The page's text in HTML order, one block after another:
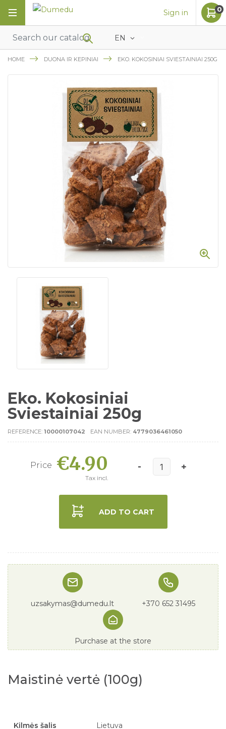
EN
Sign in 0
HOME DUONA IR KEPINIAI EKO. KOKOSINIAI SVIESTAINIAI 250G
Eko. Kokosiniai
Sviestainiai 250g
REFERENCE: 10000107042 EAN NUMBER: 4779036461050
Price €4.90
Tax incl.
ADD TO CART
uzsakymas@dumedu.lt +370 652 31495
Purchase at the store
Maistinė vertė (100g)
Kilmės šalis
Lietuva